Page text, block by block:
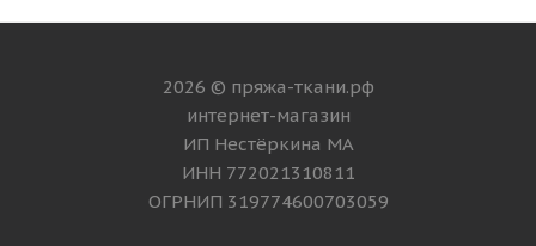
2026 © пряжа-ткани.рф
интернет-магазин
ИП Нестёркина МА
ИНН 772021310811
ОГРНИП 319774600703059